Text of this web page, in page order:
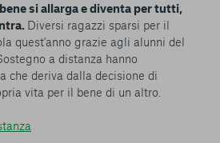
si allarga e diventa per tutti,
Diversi ragazzi sparsi per il
quest'anno grazie agli alunni del
a distanza hanno
che deriva dalla decisione di
vita per il bene di un altro.